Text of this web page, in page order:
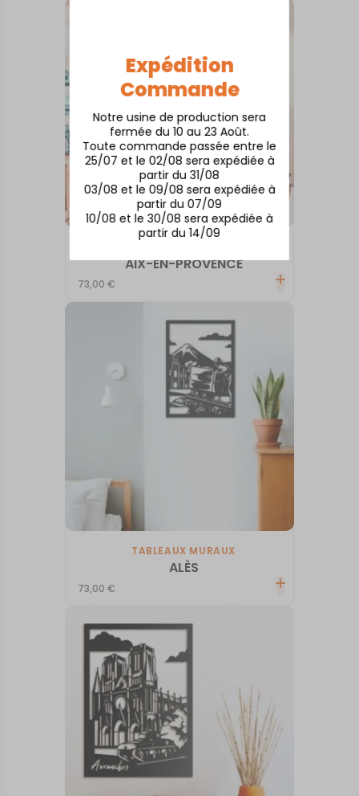
Expédition
Commande
Notre usine de production sera
fermée du 10 au 23 Août.
Toute commande passée entre le
25/07 et le 02/08 sera expédiée à
partir du 31/08
03/08 et le 09/08 sera expédiée à
partir du 07/09
10/08 et le 30/08 sera expédiée à
partir du 14/09
AIX-EN-PROVENCE
73,00€
TABLEAUX MURAUX
ALÈS
73,00€